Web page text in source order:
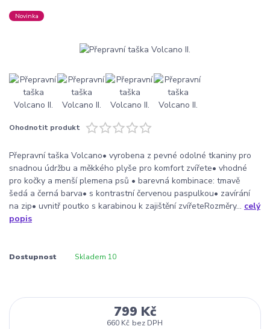
Novinka
Ohodnotit produkt
Přepravní taška Volcano• vyrobena z pevné odolné tkaniny pro
snadnou údržbu a měkkého plyše pro komfort zvířete• vhodné
pro kočky a menší plemena psů • barevná kombinace: tmavě
šedá a černá barva• s kontrastní červenou paspulkou• zavírání
na zip• uvnitř poutko s karabinou k zajištění zvířeteRozměry... celý
popis
Dostupnost Skladem 10
799 Kč
660 Kč bez DPH